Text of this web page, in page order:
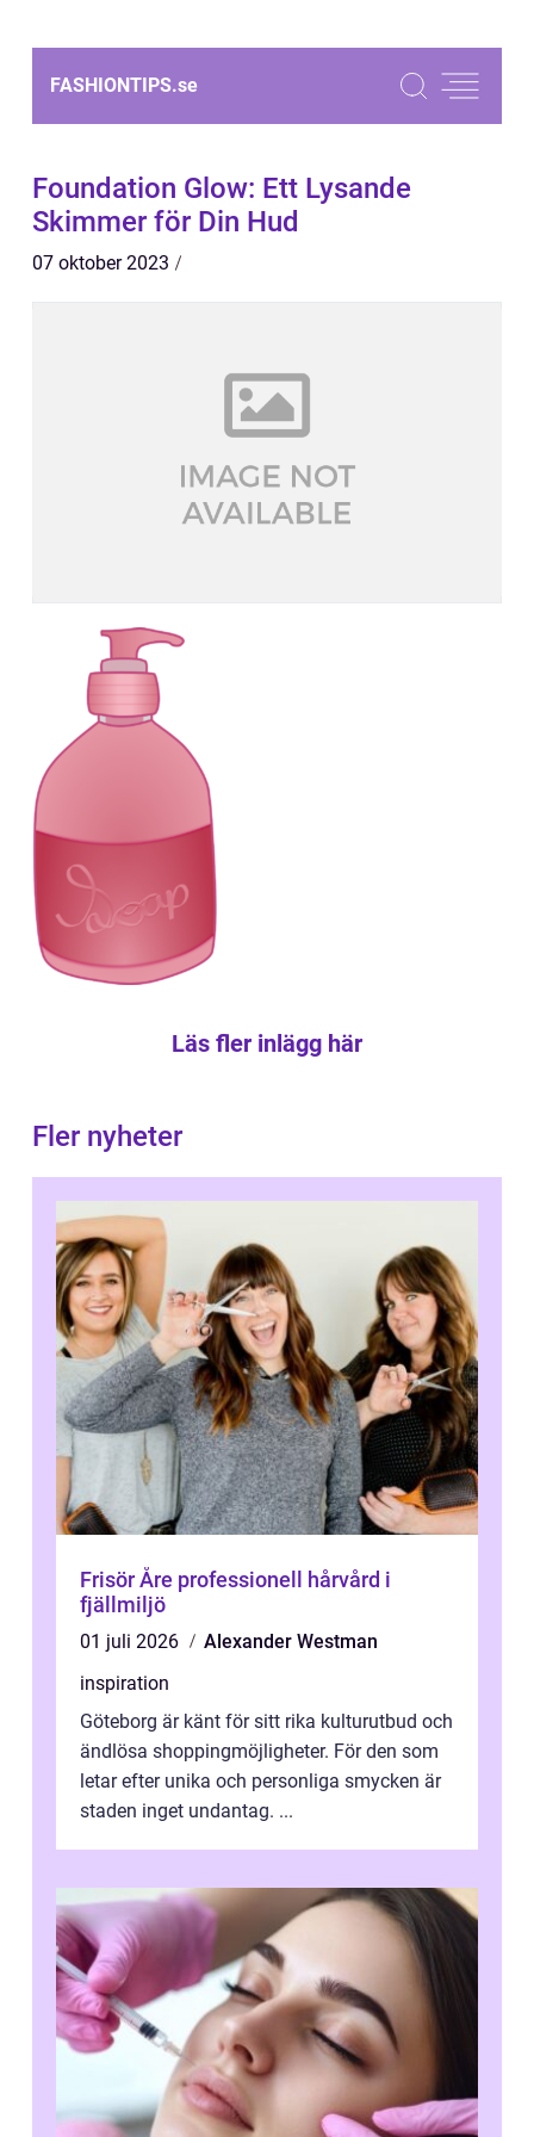
FASHIONTIPS.se
Foundation Glow: Ett Lysande
Skimmer för Din Hud
07 oktober 2023
Läs fler inlägg här
Fler nyheter
Frisör Åre professionell hårvård i
fjällmiljö
01 juli 2026
Alexander Westman
inspiration
Göteborg är känt för sitt rika kulturutbud och
ändlösa shoppingmöjligheter. För den som
letar efter unika och personliga smycken är
staden inget undantag. ...